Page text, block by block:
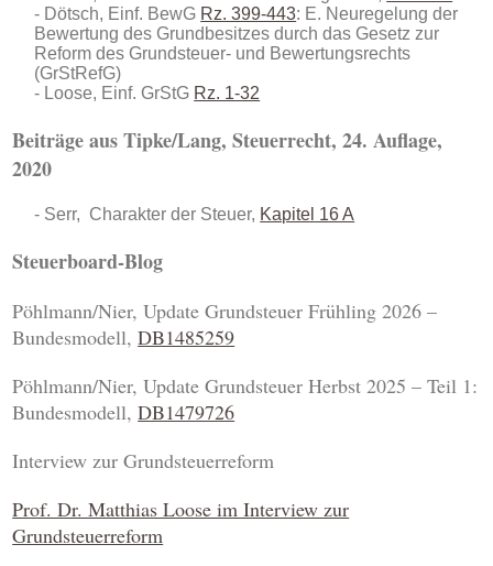
Dötsch, Einf. BewG Rz. 399-443: E. Neuregelung der
Bewertung des Grundbesitzes durch das Gesetz zur
Reform des Grundsteuer- und Bewertungsrechts
(GrStRefG)
Loose, Einf. GrStG Rz. 1-32
Beiträge aus Tipke/Lang, Steuerrecht, 24. Auflage,
2020
Serr, Charakter der Steuer, Kapitel 16 A
Steuerboard-Blog
Pöhlmann/Nier, Update Grundsteuer Frühling 2026 –
Bundesmodell,DB1485259
Pöhlmann/Nier, Update Grundsteuer Herbst 2025 – Teil 1:
Bundesmodell,DB1479726
Interview zur Grundsteuerreform
Prof. Dr. Matthias Loose im Interview zur
Grundsteuerreform